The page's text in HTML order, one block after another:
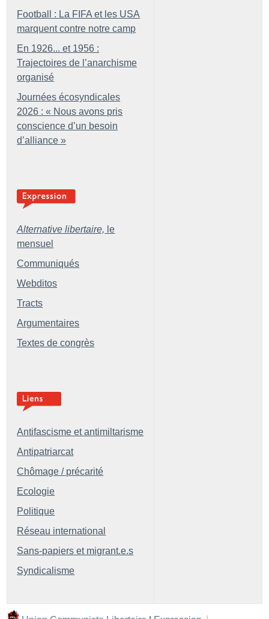
Football : La FIFA et les USA
marquent contre notre camp
En 1926... et 1956 :
Trajectoires de l’anarchisme
organisé
Journées écosyndicales
2026 : « Nous avons pris
conscience d’un besoin
d’alliance »
Alternative libertaire, le
mensuel
Communiqués
Webditos
Tracts
Argumentaires
Textes de congrès
Antifascisme et antimiltarisme
Antipatriarcat
Chômage / précarité
Ecologie
Politique
Réseau international
Sans-papiers et migrant.e.s
Syndicalisme